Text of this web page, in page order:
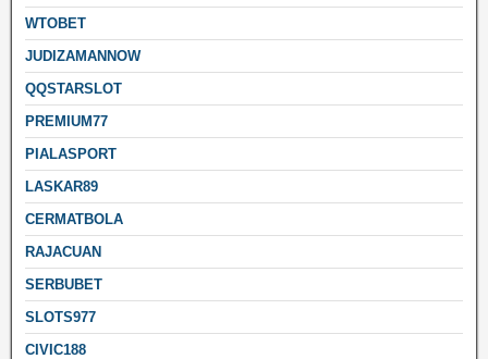
WTOBET
JUDIZAMANNOW
QQSTARSLOT
PREMIUM77
PIALASPORT
LASKAR89
CERMATBOLA
RAJACUAN
SERBUBET
SLOTS977
CIVIC188